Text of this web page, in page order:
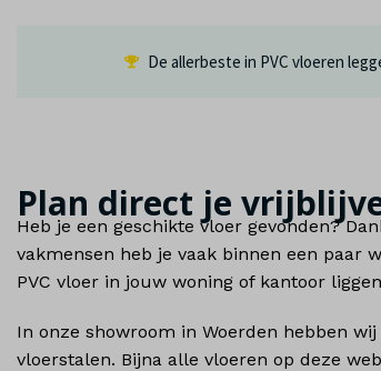
De allerbeste in PVC vloeren
Plan direct je
Heb je een geschikte vloer gevonden?
vakmensen heb je vaak binnen een paar
PVC vloer in jouw woning of kantoor
In onze showroom in Woerden hebben
vloerstalen. Bijna alle vloeren op deze